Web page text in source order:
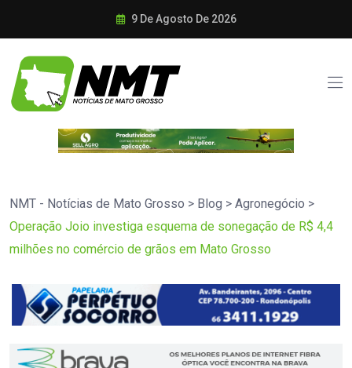
9 De Agosto De 2026
NMT - Notícias de Mato Grosso > Blog > Agronegócio >
Operação Joio investiga esquema de sonegação de R$ 4,4
milhões no comércio de grãos em Mato Grosso